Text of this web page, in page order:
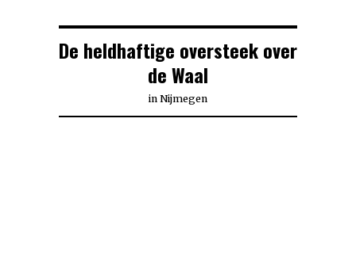
De heldhaftige oversteek over
de Waal
in Nijmegen